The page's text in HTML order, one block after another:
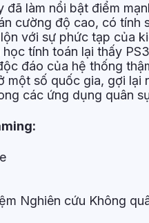
làm nổi bật điểm
cường độ cao, có tính
với sự phức tạp của
tính toán lại thấy
đáo của hệ thống
một số quốc gia, gợi lại
các ứng dụng quân
Nghiên cứu Không